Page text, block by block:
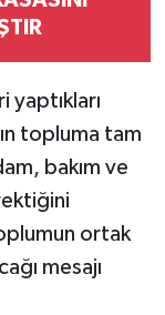
topluma tam
bakım ve
ortak
mesajı